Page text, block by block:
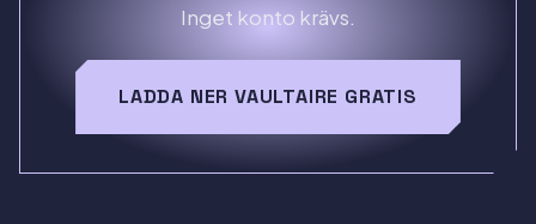
Inget konto krävs.
LADDA NER VAULTAIRE GRATIS